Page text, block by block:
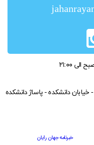
خبرنامه جهان رایان
خیابان دانشکده - پاساژ دانشکده